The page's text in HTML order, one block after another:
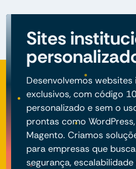
Sites
Desenvolvemos
exclusivos, com código
personalizado e sem o
prontas como
Magento. Criamos
para empresas que
segurança,